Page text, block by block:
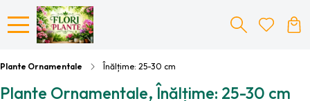
Plante Ornamentale Înălțime: 25-30 cm
Plante Ornamentale, Înălțime: 25-30 cm